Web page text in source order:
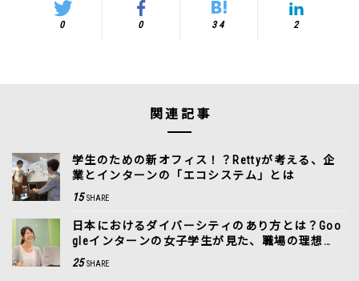
0 0 34 2
関連記事
学生のための新オフィス！？Rettyが考える、企
業とインターンの「エコシステム」とは
15 SHARE
日本におけるダイバーシティのあり方とは？Goo
gleインターンの女子学生が見た、職場の理想
形。
25 SHARE